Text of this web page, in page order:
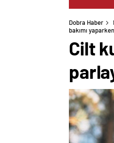
Dobra Haber
bakımı
Cilt